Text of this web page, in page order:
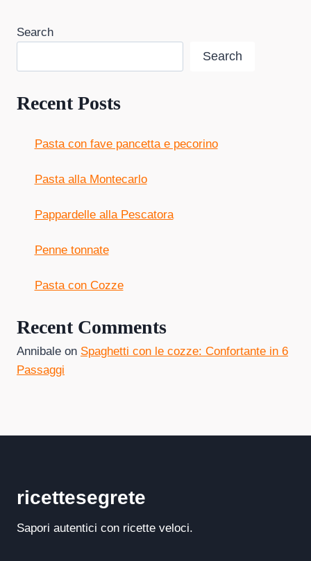
Search
Search
Recent Posts
Pasta con fave pancetta e pecorino
Pasta alla Montecarlo
Pappardelle alla Pescatora
Penne tonnate
Pasta con Cozze
Recent Comments
Annibale on Spaghetti con le cozze: Confortante in 6
Passaggi
ricettesegrete
Sapori autentici con ricette veloci.